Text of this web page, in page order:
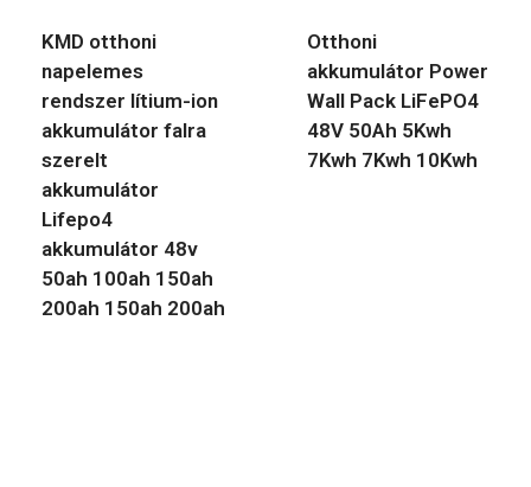
KMD otthoni
napelemes
rendszer lítium-ion
akkumulátor falra
szerelt
akkumulátor
Lifepo4
akkumulátor 48v
50ah 100ah 150ah
200ah 150ah 200ah
Otthoni
akkumulátor Power
Wall Pack LiFePO4
48V 50Ah 5Kwh
7Kwh 7Kwh 10Kwh